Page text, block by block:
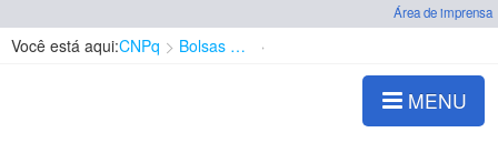
Área de imprensa
Você está aqui:CNPq Bolsas e Auxílios Vigentes
MENU